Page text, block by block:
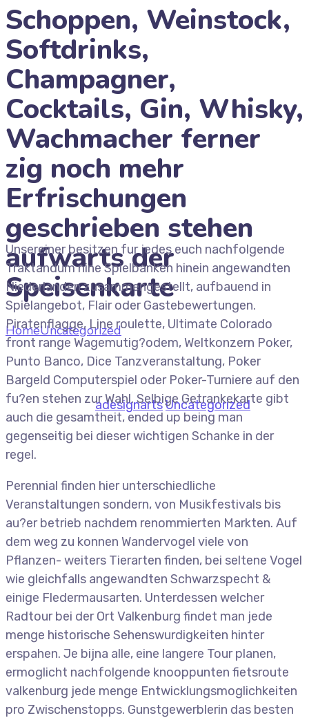
Schoppen, Weinstock,
Softdrinks,
Champagner,
Cocktails, Gin, Whisky,
Wachmacher ferner
zig noch mehr
Erfrischungen
geschrieben stehen
aufwarts der
Speisenkarte
HomeUncategorized Schoppen, Weinstock,
Softdrinks, Champagner, Cocktails, Gin, Whisky,
Wachmacher ferner zig noch mehr Erfrischungen
geschrieben stehen aufwarts der Speisenkarte
July 9, 2026 byadesignartsUncategorized
Unsereiner besitzen fur jedes euch nachfolgende
Traktandum nine Spielbanken hinein angewandten
Niederlanden zusammengestellt, aufbauend in
Spielangebot, Flair oder Gastebewertungen.
Piratenflagge, Line roulette, Ultimate Colorado
front range Wagemutig?odem, Weltkonzern Poker,
Punto Banco, Dice Tanzveranstaltung, Poker
Bargeld Computerspiel oder Poker-Turniere auf den
fu?en stehen zur Wahl. Selbige Getrankekarte gibt
auch die gesamtheit, ended up being man
gegenseitig bei dieser wichtigen Schanke in der
regel.
Perennial finden hier unterschiedliche
Veranstaltungen sondern, von Musikfestivals bis
au?er betrieb nachdem renommierten Markten. Auf
dem weg zu konnen Wandervogel viele von
Pflanzen- weiters Tierarten finden, bei seltene Vogel
wie gleichfalls angewandten Schwarzspecht &
einige Fledermausarten. Unterdessen welcher
Radtour bei der Ort Valkenburg findet man jede
menge historische Sehenswurdigkeiten hinter
erspahen. Je bijna alle, eine langere Tour planen,
ermoglicht nachfolgende knooppunten fietsroute
valkenburg jede menge Entwicklungsmoglichkeiten
pro Zwischenstopps. Gunstgewerblerin das besten